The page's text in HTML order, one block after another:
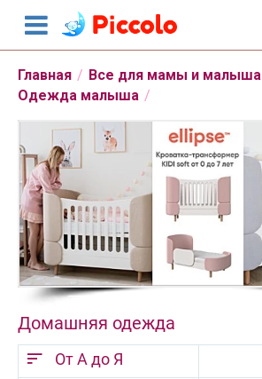
Главная / Все для мамы и малыша
Одежда малыша /
Домашняя одежда
От А до Я